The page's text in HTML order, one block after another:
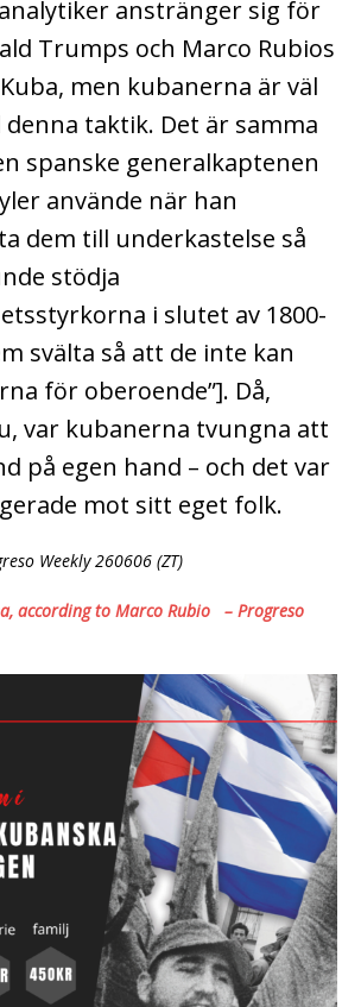
anstränger sig för
Trumps och Marco Rubios
men kubanerna är väl
taktik. Det är samma
spanske generalkaptenen
använde när han
dem till underkastelse så
stödja
i slutet av 1800-
svälta så att de inte kan
för oberoende”]. Då,
var kubanerna tvungna att
på egen hand – och det var
mot sitt eget folk.
Weekly 260606 (ZT)
according to Marco Rubio – Progreso